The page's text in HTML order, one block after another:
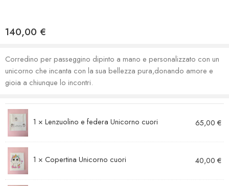
140,00 €
Corredino per passeggino dipinto a mano e personalizzato con un
unicorno che incanta con la sua bellezza pura,donando amore e
gioia a chiunque lo incontri.
1 × Lenzuolino e federa Unicorno cuori 65,00 €
1 × Copertina Unicorno cuori 40,00 €